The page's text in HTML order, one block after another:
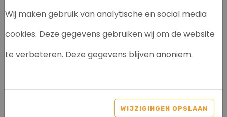
Wij maken gebruik van analytische en social media
cookies. Deze gegevens gebruiken wij om de website
te verbeteren. Deze gegevens blijven anoniem.
WIJZIGINGEN OPSLAAN
DHPLC 1100 SERIES